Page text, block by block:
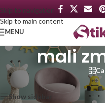
Skip to navigation
Skip to main content
MENU
mali
Početna
Proizvod označen
Show sidebar